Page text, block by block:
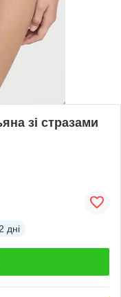
зі стразами
2 дні